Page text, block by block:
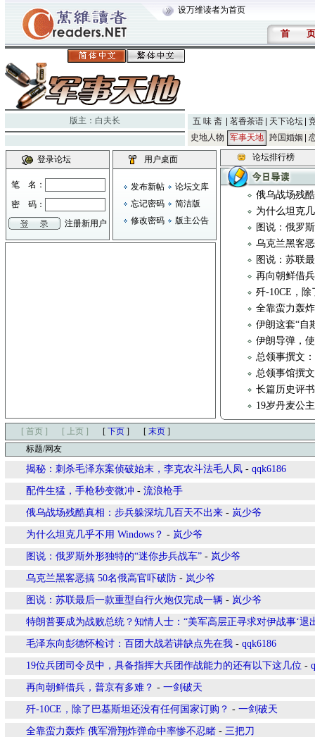
设万维读者为首页
首 页
版主： 白夫长 五 味 斋 茗香茶语 天下论坛
史地人物
军事天地 跨国婚姻
登录论坛
笔 名：
密 码：
注册新用户
用户桌面
发布新帖
论坛文库
忘记密码
简洁版
修改密码
版主公告
论坛排行榜
俄乌战场残
为什么坦克
图说：俄罗
乌克兰黑客
图说：苏联
再向朝鲜借
歼-10CE，
全靠蛮力轰
伊朗这套“自
伊朗导弹，
总领事撰文
总领事馆撰
长篇历史评
19岁丹麦公
[ 首页 ] [ 上页 ] [ 下页 ] [ 末页 ]
标题/网友
揭秘：刺杀毛泽东案侦破始末，李克农斗法毛人凤 - qqk6186
配件生猛，手枪秒变微冲 - 流浪枪手
俄乌战场残酷真相：步兵躲深坑几百天不出来 - 岚少爷
为什么坦克几乎不用 Windows？ - 岚少爷
图说：俄罗斯外形独特的“迷你步兵战车” - 岚少爷
乌克兰黑客恶搞 50名俄高官吓破防 - 岚少爷
图说：苏联最后一款重型自行火炮仅完成一辆 - 岚少爷
特朗普要成为战败总统？知情人士：“美军高层正寻求对伊战事‘退
毛泽东向彭德怀检讨：百团大战若讲缺点先在我 - qqk6186
19位兵团司令员中，具备指挥大兵团作战能力的还有以下这几位 -
再向朝鲜借兵，普京有多难？ - 一剑破天
歼-10CE，除了巴基斯坦还没有任何国家订购？ - 一剑破天
全靠蛮力轰炸 俄军滑翔炸弹命中率惨不忍睹 - 三把刀